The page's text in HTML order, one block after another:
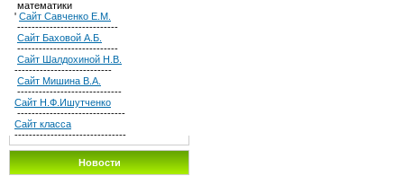
математики
' Сайт Савченко Е.М.
----------------------------
Сайт Баховой А.Б.
----------------------------
Сайт Шалдохиной Н.В.
---------------------------
Сайт Мишина В.А.
-----------------------------
Сайт Н.Ф.Ишутченко
------------------------------
Сайт класса
-------------------------------
Новости